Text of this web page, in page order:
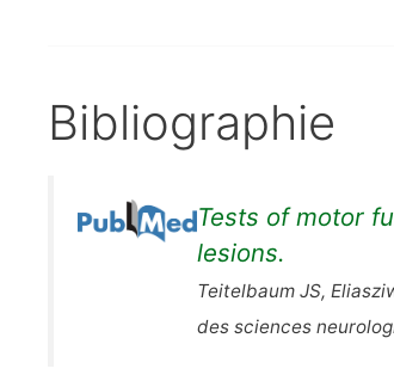
Bibliographie
Tests of motor
lesions.
Teitelbaum JS,
des sciences